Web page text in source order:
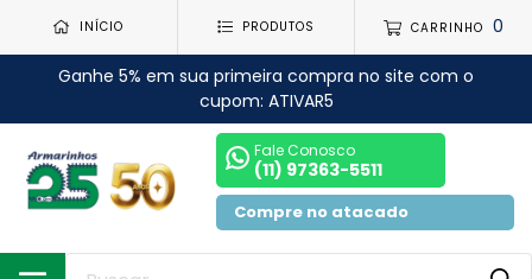
INÍCIO PRODUTOS CARRINHO 0
Ganhe 5% em sua primeira compra no site com o
cupom: ATIVAR5
Fale Conosco
(11) 97363-5511
Compre no atacado